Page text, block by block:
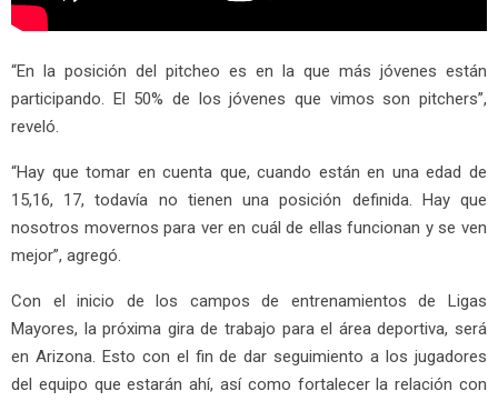
“En la posición del pitcheo es en la que más jóvenes están
participando. El 50% de los jóvenes que vimos son pitchers”,
reveló.
“Hay que tomar en cuenta que, cuando están en una edad de
15,16, 17, todavía no tienen una posición definida. Hay que
nosotros movernos para ver en cuál de ellas funcionan y se ven
mejor”, agregó.
Con el inicio de los campos de entrenamientos de Ligas
Mayores, la próxima gira de trabajo para el área deportiva, será
en Arizona. Esto con el fin de dar seguimiento a los jugadores
del equipo que estarán ahí, así como fortalecer la relación con